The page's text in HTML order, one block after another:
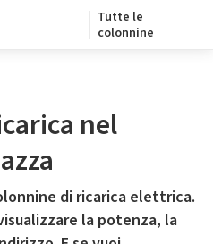
Tutte le
colonnine
nel
di ricarica elettrica.
la potenza, la